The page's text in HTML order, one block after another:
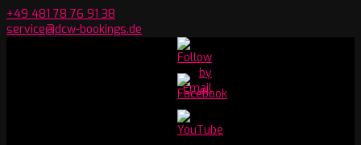
Skip
to
+49 481 78 76 91 38
service@dcw-bookings.de